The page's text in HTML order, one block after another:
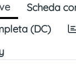
Scheda
(DC)